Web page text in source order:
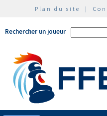
Plan du site |
Rechercher un joueur